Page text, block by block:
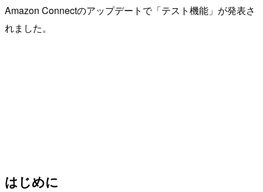
Amazon Connectのアップデートで「テスト機能」が発表さ
れました。
はじめに